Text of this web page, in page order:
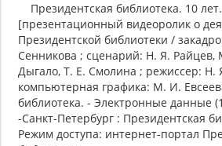
Президентская библиотека. 10
[презентационный видеоролик о
Президентской библиотеки /
Сенникова ; сценарий: Н. Я. Райцев,
Дыгало, Т. Е. Смолина ; режиссер: Н.
компьютерная графика: М. И.
библиотека. - Электронные данные
-Санкт-Петербург : Президентская
Режим доступа: интернет-портал